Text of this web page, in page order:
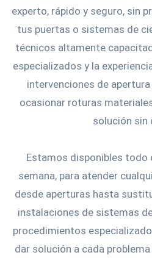
experto, rápido y seguro, sin
tus puertas o sistemas de
técnicos altamente
especializados y la
intervenciones de
ocasionar roturas
solución sin
Estamos disponibles todo
semana, para atender
desde aperturas hasta
instalaciones de sistemas
procedimientos
dar solución a cada